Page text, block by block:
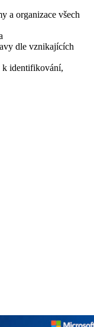
a organizace všech
dle vznikajících
k identifikování,